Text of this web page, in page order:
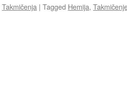
Takmičenja | Tagged Hemija,